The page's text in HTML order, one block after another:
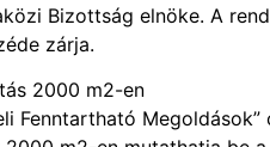
Bizottság elnöke. A
zárja.
2000 m2-en
Fenntartható